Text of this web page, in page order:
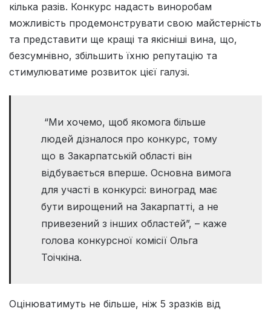
кілька разів. Конкурс надасть виноробам
можливість продемонструвати свою майстерність
та представити ще кращі та якісніші вина, що,
безсумнівно, збільшить їхню репутацію та
стимулюватиме розвиток цієї галузі.
“Ми хочемо, щоб якомога більше
людей дізналося про конкурс, тому
що в Закарпатській області він
відбувається вперше. Основна вимога
для участі в конкурсі: виноград має
бути вирощений на Закарпатті, а не
привезений з інших областей”, – каже
голова конкурсної комісії Ольга
Тоічкіна.
Оцінюватимуть не більше, ніж 5 зразків від